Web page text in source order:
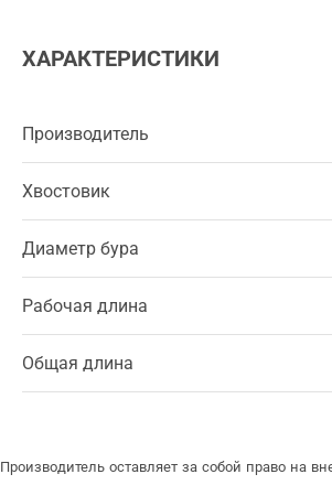
ХАРАКТЕРИСТИКИ
Производитель
Хвостовик
Диаметр бура
Рабочая длина
Общая длина
Производитель оставляет за собой право на